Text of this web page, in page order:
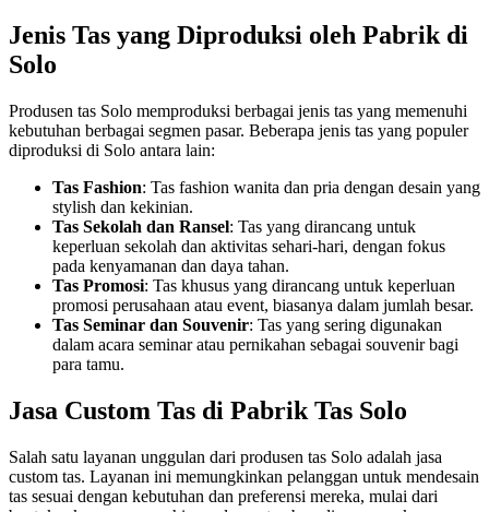
Jenis Tas yang Diproduksi oleh Pabrik di
Solo
Produsen tas Solo memproduksi berbagai jenis tas yang memenuhi
kebutuhan berbagai segmen pasar. Beberapa jenis tas yang populer
diproduksi di Solo antara lain:
Tas Fashion: Tas fashion wanita dan pria dengan desain yang
stylish dan kekinian.
Tas Sekolah dan Ransel: Tas yang dirancang untuk
keperluan sekolah dan aktivitas sehari-hari, dengan fokus
pada kenyamanan dan daya tahan.
Tas Promosi: Tas khusus yang dirancang untuk keperluan
promosi perusahaan atau event, biasanya dalam jumlah besar.
Tas Seminar dan Souvenir: Tas yang sering digunakan
dalam acara seminar atau pernikahan sebagai souvenir bagi
para tamu.
Jasa Custom Tas di Pabrik Tas Solo
Salah satu layanan unggulan dari produsen tas Solo adalah jasa
custom tas. Layanan ini memungkinkan pelanggan untuk mendesain
tas sesuai dengan kebutuhan dan preferensi mereka, mulai dari